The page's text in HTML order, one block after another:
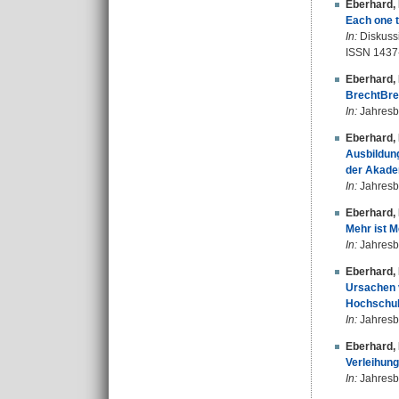
Each one
In:
ISSN
In:
der
In:
Mehr ist
In:
Ursachen
In:
In: